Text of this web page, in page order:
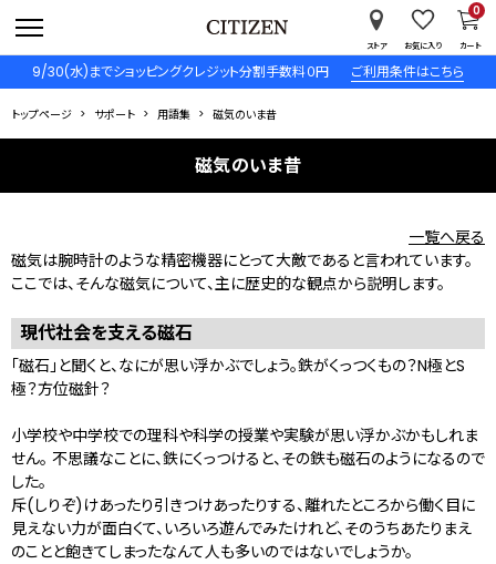
9/30(水)までショッピングクレジット分割手数料０円 ご利用条件はこちら
ストア お気に入り カート
0
トップページ サポート 用語集 磁気のいま昔
磁気のいま昔
一覧へ戻る
磁気は腕時計のような精密機器にとって大敵であると言われています。
ここでは、そんな磁気について、主に歴史的な観点から説明します。
現代社会を支える磁石
「磁石」と聞くと、なにが思い浮かぶでしょう。鉄がくっつくもの？N極とS
極？方位磁針？
小学校や中学校での理科や科学の授業や実験が思い浮かぶかもしれま
せん。 不思議なことに、鉄にくっつけると、その鉄も磁石のようになるので
した。
斥(しりぞ)けあったり引きつけあったりする、離れたところから働く目に
見えない力が面白くて、いろいろ遊んでみたけれど、そのうちあたりまえ
のことと飽きてしまったなんて人も多いのではないでしょうか。